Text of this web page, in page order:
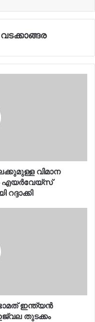
വിമാന
എയര്‍വേയ്സ്
ഇന്ത്യന്‍
തുടക്കം